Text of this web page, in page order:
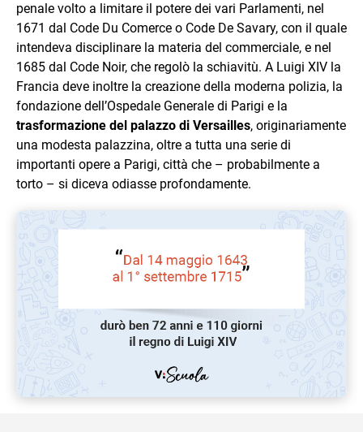
penale volto a limitare il potere dei vari Parlamenti, nel
1671 dal Code Du Comerce o Code De Savary, con il quale
intendeva disciplinare la materia del commerciale, e nel
1685 dal Code Noir, che regolò la schiavitù. A Luigi XIV la
Francia deve inoltre la creazione della moderna polizia, la
fondazione dell’Ospedale Generale di Parigi e la
trasformazione del palazzo di Versailles, originariamente
una modesta palazzina, oltre a tutta una serie di
importanti opere a Parigi, città che – probabilmente a
torto – si diceva odiasse profondamente.